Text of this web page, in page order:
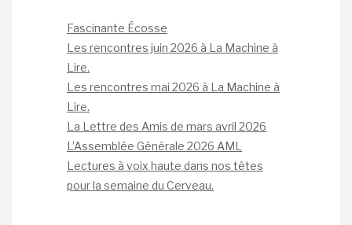
Fascinante Écosse
Les rencontres juin 2026 à La Machine à
Lire.
Les rencontres mai 2026 à La Machine à
Lire.
La Lettre des Amis de mars avril 2026
L’Assemblée Générale 2026 AML
Lectures à voix haute dans nos têtes
pour la semaine du Cerveau.